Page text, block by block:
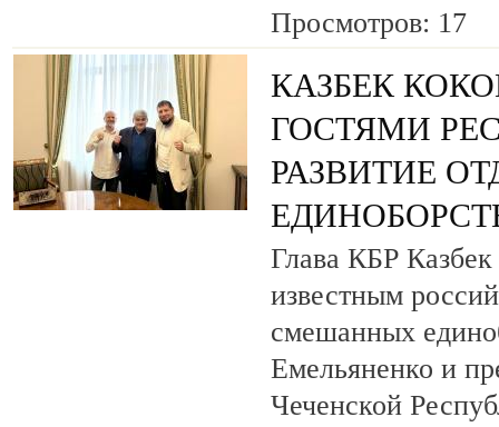
Просмотров: 17
КАЗБЕК
ГОСТЯМИ
РАЗВИТИЕ
Глава КБР Казбек
известным
смешанных
Емельяненко и
Чеченской